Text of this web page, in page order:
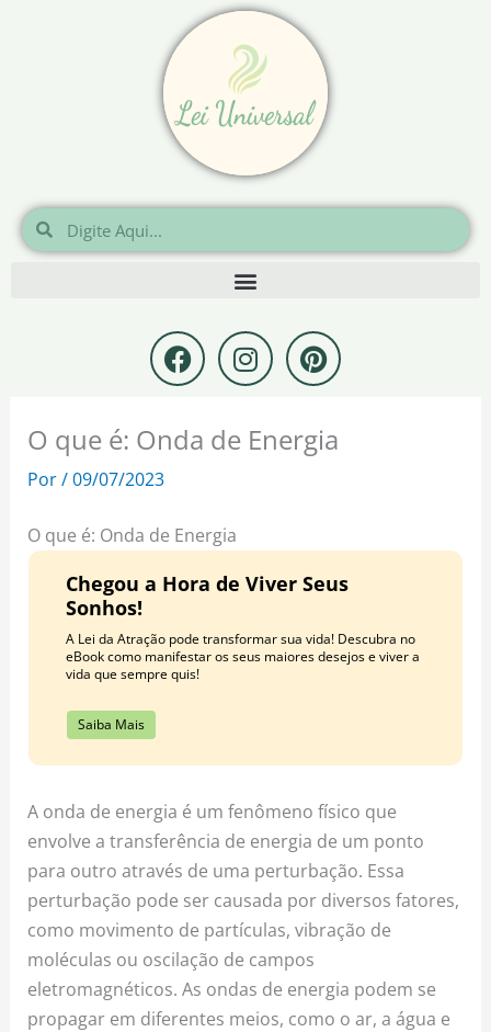
Pesquisar
Pesquisar
F
a
c
e
b
k
I
n
s
t
a
m
P
i
n
t
e
t
O que é: Onda de Energia
Por/09/07/2023
O que é: Onda de Energia
Chegou a Hora de Viver Seus
Sonhos!
A Lei da Atração pode transformar sua vida! Descubra no
eBook como manifestar os seus maiores desejos e viver a
vida que sempre quis!
Saiba Mais
A onda de energia é um fenômeno físico que
envolve a transferência de energia de um ponto
para outro através de uma perturbação. Essa
perturbação pode ser causada por diversos fatores,
como movimento de partículas, vibração de
moléculas ou oscilação de campos
eletromagnéticos. As ondas de energia podem se
propagar em diferentes meios, como o ar, a água e